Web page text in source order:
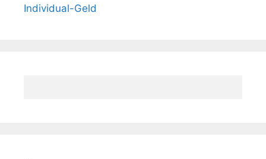
Individual-Geld